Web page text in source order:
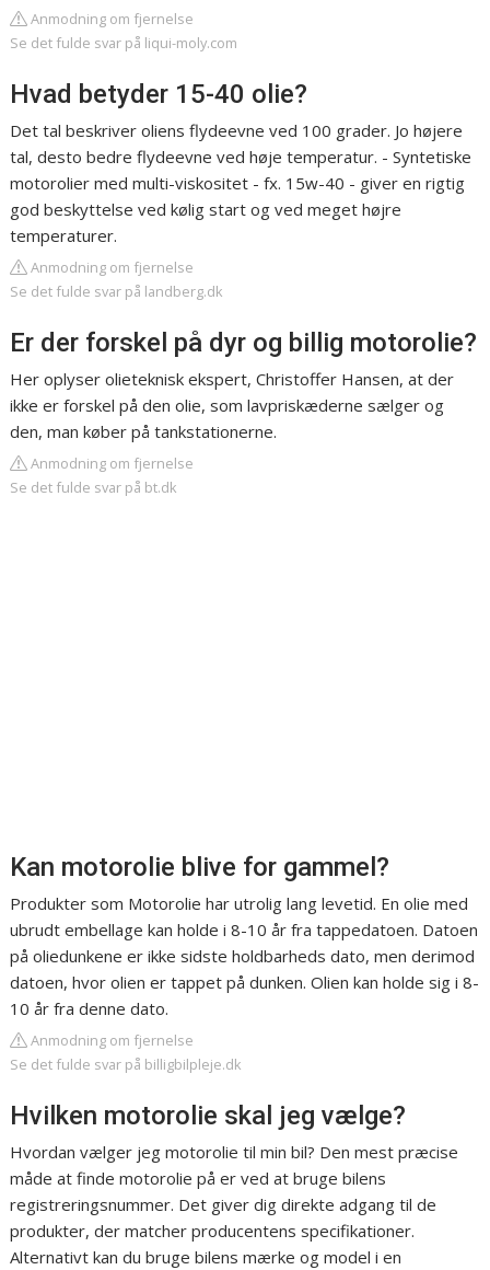
Anmodning om fjernelse
Se det fulde svar på liqui-moly.com
Hvad betyder 15-40 olie?
Det tal beskriver oliens flydeevne ved 100 grader. Jo højere
tal, desto bedre flydeevne ved høje temperatur. - Syntetiske
motorolier med multi-viskositet - fx. 15w-40 - giver en rigtig
god beskyttelse ved kølig start og ved meget højre
temperaturer.
Anmodning om fjernelse
Se det fulde svar på landberg.dk
Er der forskel på dyr og billig motorolie?
Her oplyser olieteknisk ekspert, Christoffer Hansen, at der
ikke er forskel på den olie, som lavpriskæderne sælger og
den, man køber på tankstationerne.
Anmodning om fjernelse
Se det fulde svar på bt.dk
Kan motorolie blive for gammel?
Produkter som Motorolie har utrolig lang levetid. En olie med
ubrudt embellage kan holde i 8-10 år fra tappedatoen. Datoen
på oliedunkene er ikke sidste holdbarheds dato, men derimod
datoen, hvor olien er tappet på dunken. Olien kan holde sig i 8-
10 år fra denne dato.
Anmodning om fjernelse
Se det fulde svar på billigbilpleje.dk
Hvilken motorolie skal jeg vælge?
Hvordan vælger jeg motorolie til min bil? Den mest præcise
måde at finde motorolie på er ved at bruge bilens
registreringsnummer. Det giver dig direkte adgang til de
produkter, der matcher producentens specifikationer.
Alternativt kan du bruge bilens mærke og model i en